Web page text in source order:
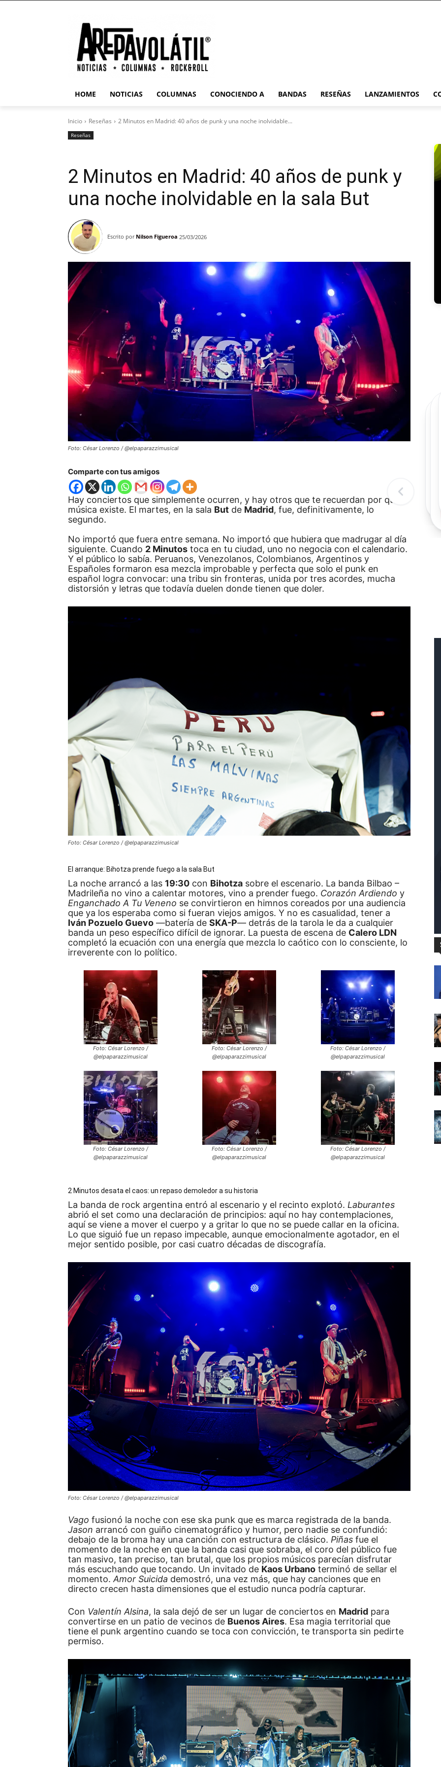
HOME NOTICIAS COLUMNAS CONOCIENDO A BANDAS RESEÑAS LANZAMIENTOS
Inicio Reseñas 2 Minutos en Madrid: 40 años de punk y una noche inolvidable...
Reseñas
2 Minutos en Madrid: 40 años de punk y
una noche inolvidable en la sala But
Escrito por Nilson Figueroa 25/03/2026
Foto: César Lorenzo / @elpaparazzimusical
Comparte con tus amigos
Hay conciertos que simplemente ocurren, y hay otros que te recuerdan por qué la
música existe. El martes, en la sala But de Madrid, fue, definitivamente, lo
segundo.
No importó que fuera entre semana. No importó que hubiera que madrugar al día
siguiente. Cuando 2 Minutos toca en tu ciudad, uno no negocia con el calendario.
Y el público lo sabía. Peruanos, Venezolanos, Colombianos, Argentinos y
Españoles formaron esa mezcla improbable y perfecta que solo el punk en
español logra convocar: una tribu sin fronteras, unida por tres acordes, mucha
distorsión y letras que todavía duelen donde tienen que doler.
Foto: César Lorenzo / @elpaparazzimusical
El arranque: Bihotza prende fuego a la sala But
La noche arrancó a las 19:30 con Bihotza sobre el escenario. La banda Bilbao –
Madrileña no vino a calentar motores, vino a prender fuego. Corazón Ardiendo y
Enganchado A Tu Veneno se convirtieron en himnos coreados por una audiencia
que ya los esperaba como si fueran viejos amigos. Y no es casualidad, tener a
Iván Pozuelo Guevo —batería de SKA-P— detrás de la tarola le da a cualquier
banda un peso específico difícil de ignorar. La puesta de escena de Calero LDN
completó la ecuación con una energía que mezcla lo caótico con lo consciente, lo
irreverente con lo político.
Foto: César Lorenzo /
@elpaparazzimusical
Foto: César Lorenzo /
@elpaparazzimusical
Foto: César Lorenzo /
@elpaparazzimusical
Foto: César Lorenzo /
@elpaparazzimusical
Foto: César Lorenzo /
@elpaparazzimusical
Foto: César Lorenzo /
@elpaparazzimusical
2 Minutos desata el caos: un repaso demoledor a su historia
La banda de rock argentina entró al escenario y el recinto explotó. Laburantes
abrió el set como una declaración de principios: aquí no hay contemplaciones,
aquí se viene a mover el cuerpo y a gritar lo que no se puede callar en la oficina.
Lo que siguió fue un repaso impecable, aunque emocionalmente agotador, en el
mejor sentido posible, por casi cuatro décadas de discografía.
Foto: César Lorenzo / @elpaparazzimusical
Vago fusionó la noche con ese ska punk que es marca registrada de la banda.
Jason arrancó con guiño cinematográfico y humor, pero nadie se confundió:
debajo de la broma hay una canción con estructura de clásico. Piñas fue el
momento de la noche en que la banda casi que sobraba, el coro del público fue
tan masivo, tan preciso, tan brutal, que los propios músicos parecían disfrutar
más escuchando que tocando. Un invitado de Kaos Urbano terminó de sellar el
momento. Amor Suicida demostró, una vez más, que hay canciones que en
directo crecen hasta dimensiones que el estudio nunca podría capturar.
Con Valentín Alsina, la sala dejó de ser un lugar de conciertos en Madrid para
convertirse en un patio de vecinos de Buenos Aires. Esa magia territorial que
tiene el punk argentino cuando se toca con convicción, te transporta sin pedirte
permiso.